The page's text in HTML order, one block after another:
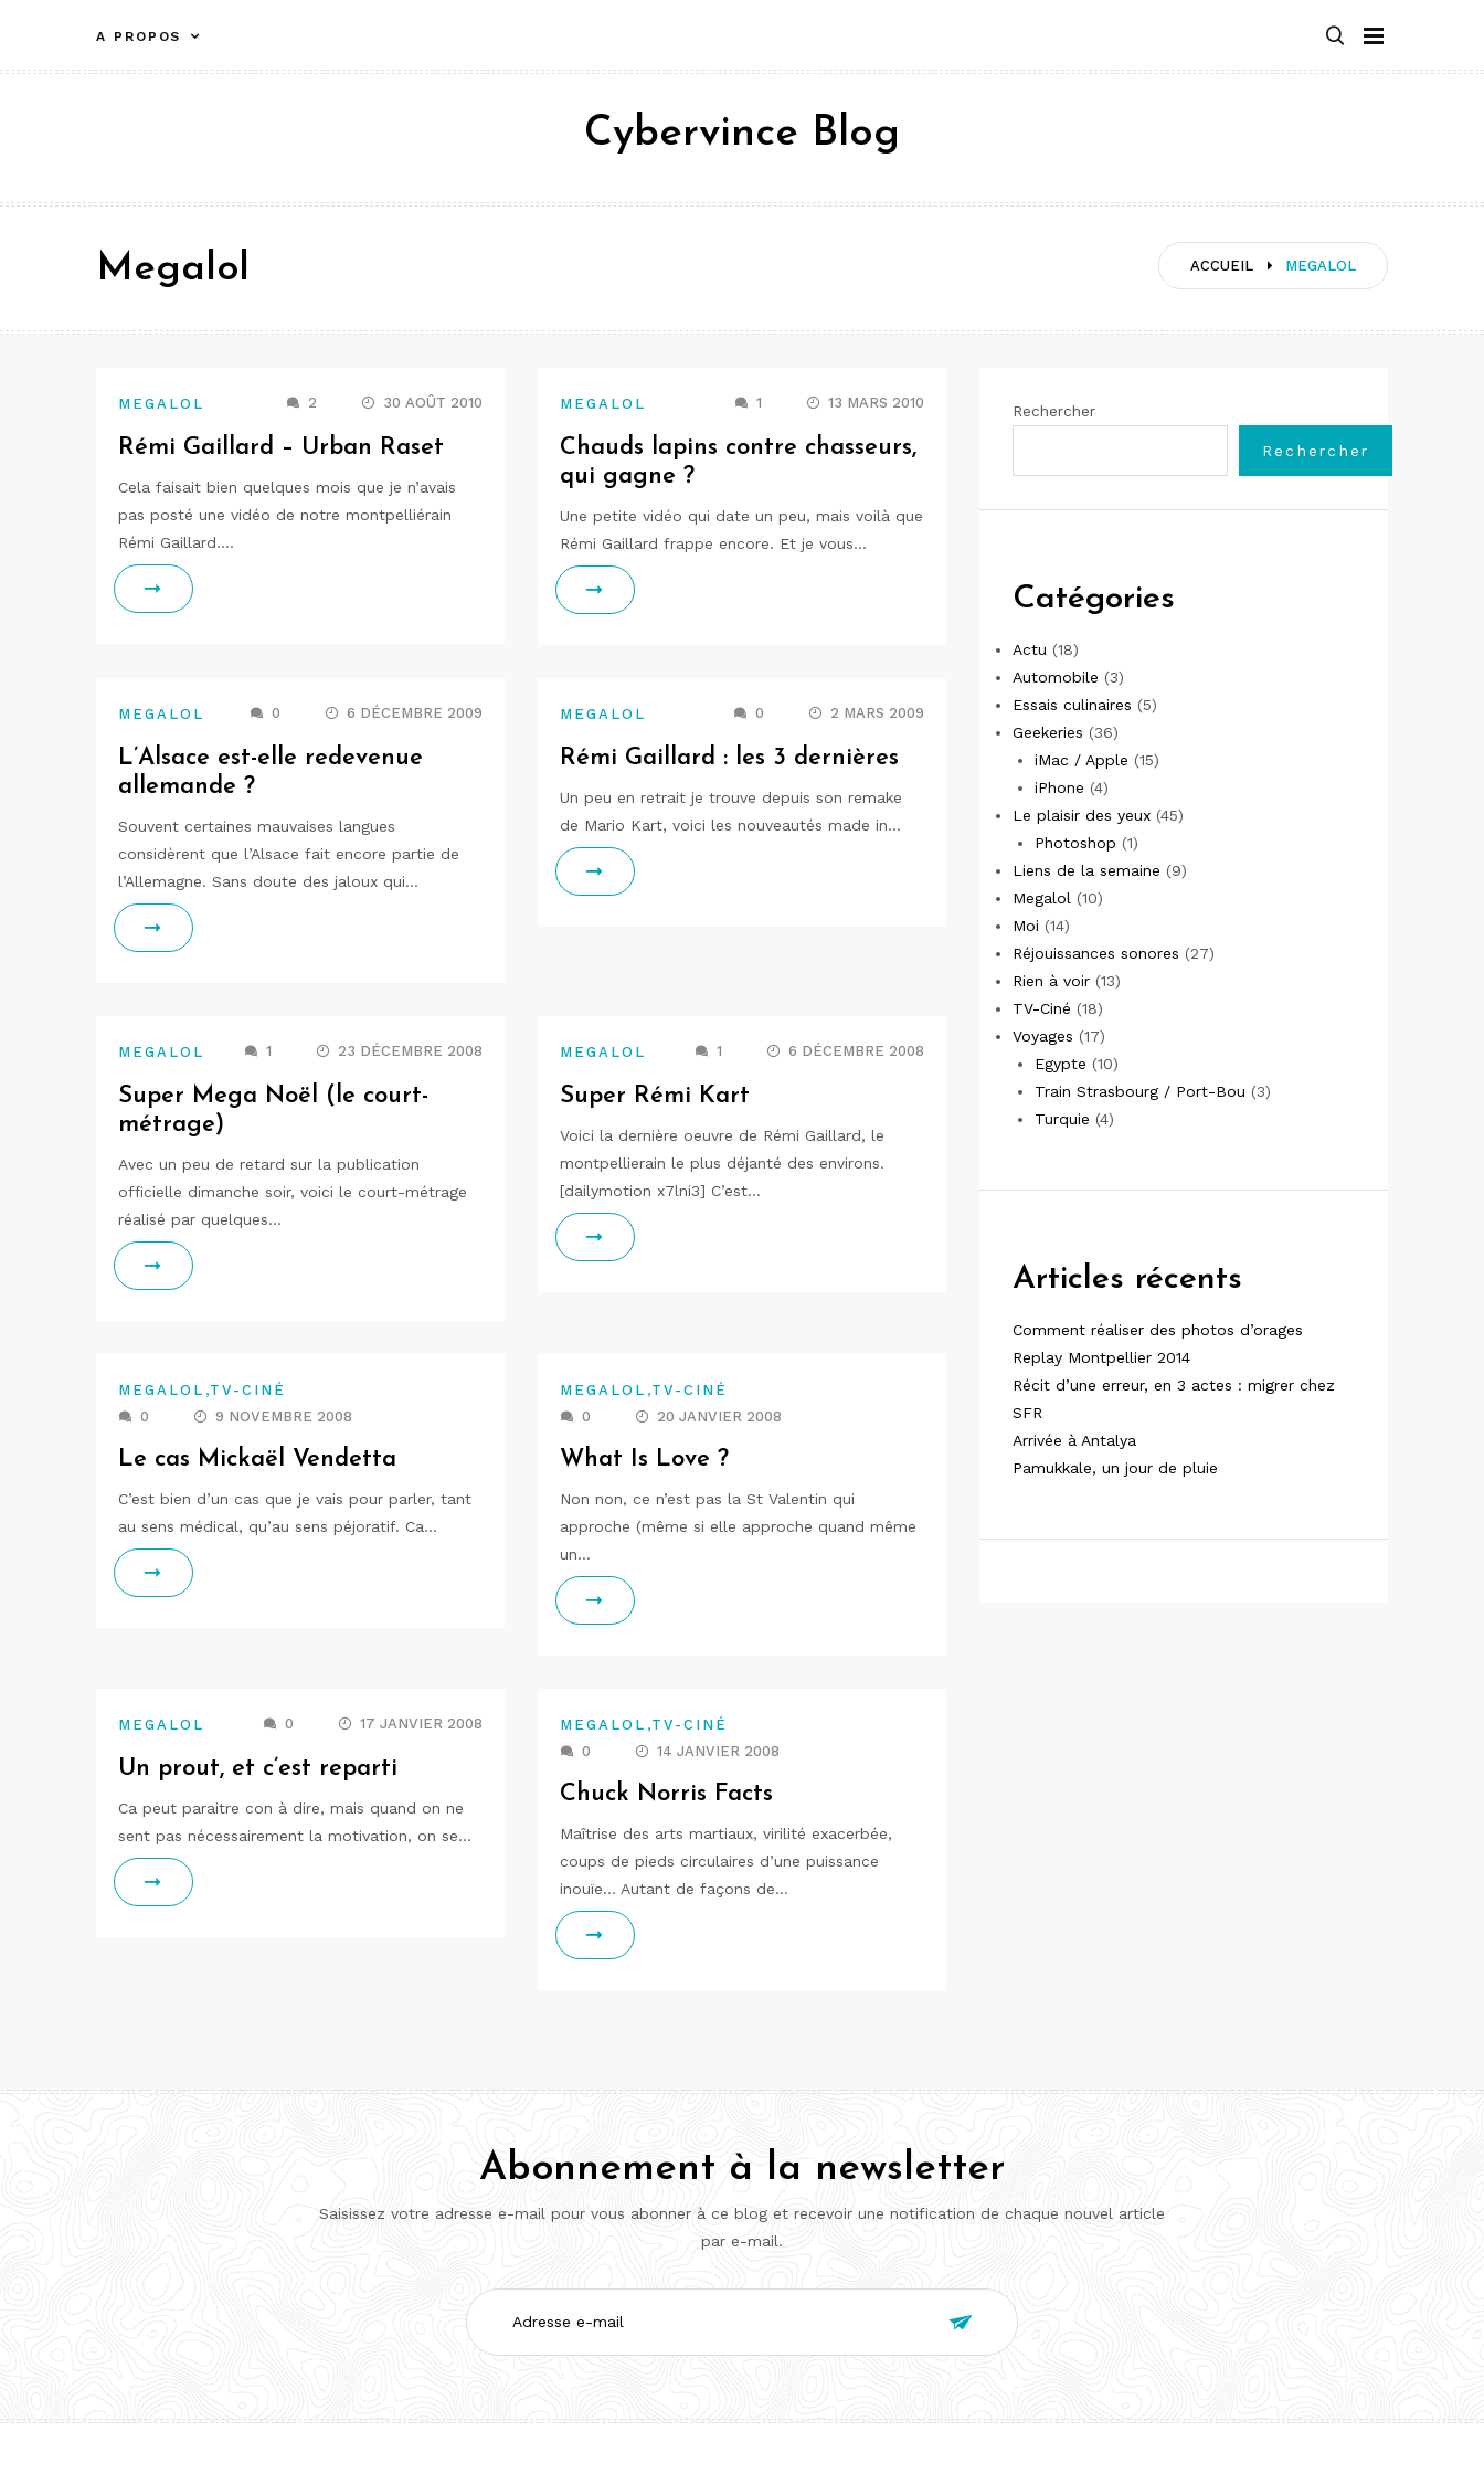
contenu
A PROPOS
Cybervince Blog
ACCUEIL MEGALOL
Megalol
MEGALOL 2 30 AOÛT 2010
Rémi Gaillard – Urban Raset
Cela faisait bien quelques mois que je n’avais
pas posté une vidéo de notre montpelliérain
Rémi Gaillard.…
MEGALOL 1 13 MARS 2010
Chauds lapins contre chasseurs,
qui gagne ?
Une petite vidéo qui date un peu, mais voilà que
Rémi Gaillard frappe encore. Et je vous…
MEGALOL 0 6 DÉCEMBRE 2009
L’Alsace est-elle redevenue
allemande ?
Souvent certaines mauvaises langues
considèrent que l’Alsace fait encore partie de
l’Allemagne. Sans doute des jaloux qui…
MEGALOL 0 2 MARS 2009
Rémi Gaillard : les 3 dernières
Un peu en retrait je trouve depuis son remake
de Mario Kart, voici les nouveautés made in…
MEGALOL 1 23 DÉCEMBRE 2008
Super Mega Noël (le court-
métrage)
Avec un peu de retard sur la publication
officielle dimanche soir, voici le court-métrage
réalisé par quelques…
MEGALOL 1 6 DÉCEMBRE 2008
Super Rémi Kart
Voici la dernière oeuvre de Rémi Gaillard, le
montpellierain le plus déjanté des environs.
[dailymotion x7lni3] C’est…
MEGALOL ,TV-CINÉ
0
9 NOVEMBRE 2008
Le cas Mickaël Vendetta
C’est bien d’un cas que je vais pour parler, tant
au sens médical, qu’au sens péjoratif. Ca…
MEGALOL ,TV-CINÉ
0
20 JANVIER 2008
What Is Love ?
Non non, ce n’est pas la St Valentin qui
approche (même si elle approche quand même
un…
MEGALOL 0 17 JANVIER 2008
Un prout, et c’est reparti
Ca peut paraitre con à dire, mais quand on ne
sent pas nécessairement la motivation, on se…
MEGALOL ,TV-CINÉ
0
14 JANVIER 2008
Chuck Norris Facts
Maîtrise des arts martiaux, virilité exacerbée,
coups de pieds circulaires d’une puissance
inouïe… Autant de façons de…
Rechercher
Rechercher
Catégories
Actu (18)
Automobile (3)
Essais culinaires (5)
Geekeries (36)
iMac / Apple (15)
iPhone (4)
Le plaisir des yeux (45)
Photoshop (1)
Liens de la semaine (9)
Megalol (10)
Moi (14)
Réjouissances sonores (27)
Rien à voir (13)
TV-Ciné (18)
Voyages (17)
Egypte (10)
Train Strasbourg / Port-Bou (3)
Turquie (4)
Articles récents
Comment réaliser des photos d’orages
Replay Montpellier 2014
Récit d’une erreur, en 3 actes : migrer chez
SFR
Arrivée à Antalya
Pamukkale, un jour de pluie
Abonnement à la newsletter
Saisissez votre adresse e-mail pour vous abonner à ce blog et recevoir une notification de chaque nouvel article
par e-mail.
Adresse
e-
mail
